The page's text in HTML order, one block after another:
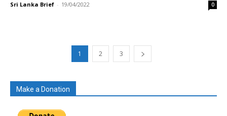
Sri Lanka Brief - 19/04/2022 0
1 2 3
Make a Donation